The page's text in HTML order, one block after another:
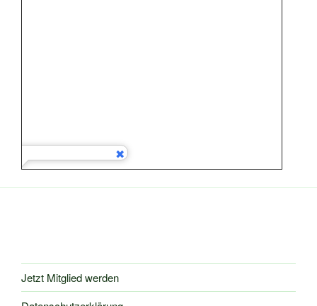
Jetzt Mitglied werden